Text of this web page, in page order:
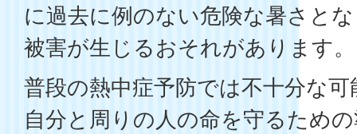
に過去に例のない危険な暑さと
被害が生じるおそれがあります。
普段の熱中症予防では不十分な
自分と周りの人の命を守るため